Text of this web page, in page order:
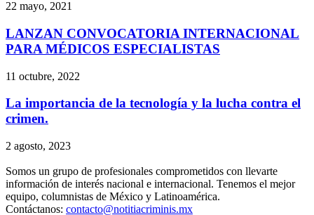
22 mayo, 2021
LANZAN CONVOCATORIA INTERNACIONAL
PARA MÉDICOS ESPECIALISTAS
11 octubre, 2022
La importancia de la tecnología y la lucha contra el
crimen.
2 agosto, 2023
Somos un grupo de profesionales comprometidos con llevarte
información de interés nacional e internacional. Tenemos el mejor
equipo, columnistas de México y Latinoamérica.
Contáctanos: contacto@notitiacriminis.mx